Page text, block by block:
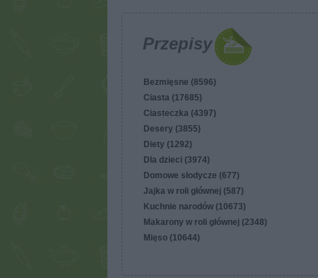
Przepisy
Bezmięsne (8596)
Ciasta (17685)
Ciasteczka (4397)
Desery (3855)
Diety (1292)
Dla dzieci (3974)
Domowe słodycze (677)
Jajka w roli głównej (587)
Kuchnie narodów (10673)
Makarony w roli głównej (2348)
Mięso (10644)